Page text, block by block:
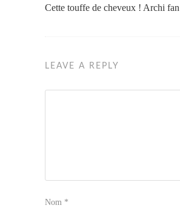
Cette touffe de cheveux ! Archi fan
LEAVE A REPLY
Nom *